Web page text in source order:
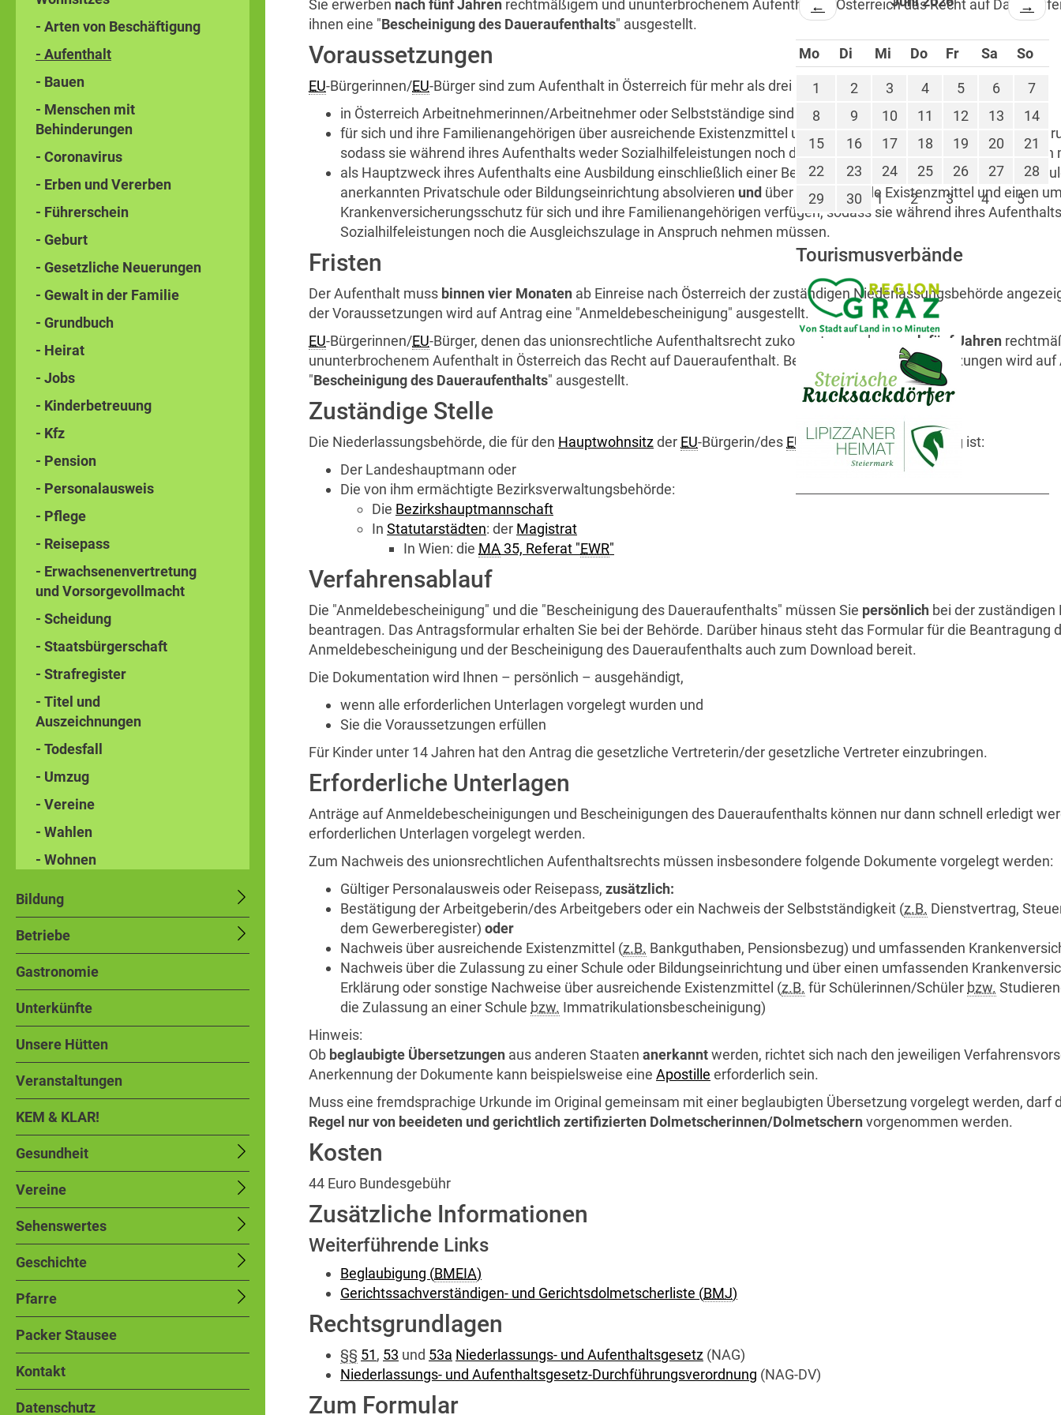
- Arten von Beschäftigung
- Aufenthalt
- Bauen
- Menschen mit
Behinderungen
- Coronavirus
- Erben und Vererben
- Führerschein
- Geburt
- Gesetzliche Neuerungen
- Gewalt in der Familie
- Grundbuch
- Heirat
- Jobs
- Kinderbetreuung
- Kfz
- Pension
- Personalausweis
- Pflege
- Reisepass
- Erwachsenenvertretung
und Vorsorgevollmacht
- Scheidung
- Staatsbürgerschaft
- Strafregister
- Titel und
Auszeichnungen
- Todesfall
- Umzug
- Vereine
- Wahlen
- Wohnen
Bildung
Betriebe
Gastronomie
Unterkünfte
Unsere Hütten
Veranstaltungen
KEM & KLAR!
Gesundheit
Vereine
Sehenswertes
Geschichte
Pfarre
Packer Stausee
Kontakt
Datenschutz
Sie erwerben nach fünf Jahren rechtmäßigem und ununterbrochenem Aufenthalt in Österreich das Recht auf
ihnen eine "Bescheinigung des Daueraufenthalts" ausgestellt.
Voraussetzungen
EU-Bürgerinnen/EU-Bürger sind zum Aufenthalt in Österreich für mehr als drei Monate berechtigt, wenn sie
in Österreich Arbeitnehmerinnen/Arbeitnehmer oder Selbstständige sind
oder
für sich und ihre Familienangehörigen über ausreichende Existenzmittel und einen umfassenden
sodass sie während ihres Aufenthalts weder Sozialhilfeleistungen noch die Ausgleichszulage in Anspruch nehmen
als Hauptzweck ihres Aufenthalts eine Ausbildung einschließlich einer Berufsausbildung an einer öffentlichen
anerkannten Privatschule oder Bildungseinrichtung absolvieren und über ausreichende Existenzmittel und einen
Krankenversicherungsschutz für sich und ihre Familienangehörigen verfügen, sodass sie während ihres
Sozialhilfeleistungen noch die Ausgleichszulage in Anspruch nehmen müssen.
Fristen
Der Aufenthalt muss binnen vier Monaten ab Einreise nach Österreich der zuständigen Niederlassungsbehörde
der Voraussetzungen wird auf Antrag eine "Anmeldebescheinigung" ausgestellt.
EU-Bürgerinnen/EU-Bürger, denen das unionsrechtliche Aufenthaltsrecht zukommt, erwerben nach fünf Jahren
ununterbrochenem Aufenthalt in Österreich das Recht auf Daueraufenthalt. Bei Vorliegen der Voraussetzungen wird auf
"Bescheinigung des Daueraufenthalts" ausgestellt.
Zuständige Stelle
Die Niederlassungsbehörde, die für den Hauptwohnsitzder EU-Bürgerin/des EU
-Bürgers örtlich zuständig ist:
Der Landeshauptmann oder
Die von ihm ermächtigte Bezirksverwaltungsbehörde:
Die Bezirkshauptmannschaft
In Statutarstädten: der Magistrat
In Wien: die MA 35, Referat "EWR"
Verfahrensablauf
Die "Anmeldebescheinigung" und die "Bescheinigung des Daueraufenthalts" müssen Sie persönlich bei der
beantragen. Das Antragsformular erhalten Sie bei der Behörde. Darüber hinaus steht das Formular für die Beantragung
Anmeldebescheinigung und der Bescheinigung des Daueraufenthalts auch zum Download bereit.
Die Dokumentation wird Ihnen – persönlich – ausgehändigt,
wenn alle erforderlichen Unterlagen vorgelegt wurden und
Sie die Voraussetzungen erfüllen
Für Kinder unter 14 Jahren hat den Antrag die gesetzliche Vertreterin/der gesetzliche Vertreter einzubringen.
Erforderliche Unterlagen
Anträge auf Anmeldebescheinigungen und Bescheinigungen des Daueraufenthalts können nur dann schnell erledigt
erforderlichen Unterlagen vorgelegt werden.
Zum Nachweis des unionsrechtlichen Aufenthaltsrechts müssen insbesondere folgende Dokumente vorgelegt werden:
Gültiger Personalausweis oder Reisepass, zusätzlich:
Bestätigung der Arbeitgeberin/des Arbeitgebers oder ein Nachweis der Selbstständigkeit (z.B. Dienstvertrag,
dem Gewerberegister) oder
Nachweis über ausreichende Existenzmittel (z.B. Bankguthaben, Pensionsbezug) und umfassenden
Nachweis über die Zulassung zu einer Schule oder Bildungseinrichtung und über einen umfassenden
Erklärung oder sonstige Nachweise über ausreichende Existenzmittel (z.B. für Schülerinnen/Schüler bzw.
die Zulassung an einer Schule bzw. Immatrikulationsbescheinigung)
Hinweis:
Ob beglaubigte Übersetzungen aus anderen Staaten anerkanntwerden, richtet sich nach den jeweiligen
Anerkennung der Dokumente kann beispielsweise eine Apostille erforderlich sein.
Muss eine fremdsprachige Urkunde im Original gemeinsam mit einer beglaubigten Übersetzung vorgelegt werden, darf
Regel nur von beeideten und gerichtlich zertifizierten Dolmetscherinnen/Dolmetschernvorgenommen werden.
Kosten
44 Euro Bundesgebühr
Zusätzliche Informationen
Weiterführende Links
Beglaubigung (BMEIA)
Gerichtssachverständigen- und Gerichtsdolmetscherliste (BMJ)
Rechtsgrundlagen
§§ 51, 53 und 53a Niederlassungs- und Aufenthaltsgesetz (NAG)
Niederlassungs- und Aufenthaltsgesetz-Durchführungsverordnung (NAG-DV)
Zum Formular
← →
Mo Di Mi Do Fr Sa So
1 2 3 4 5 6
7
8
9 10 11 12 13
14
15
16 17 18 19 20
21
22
23 24 25 26 27
28
29
30 1 2 3 4 5
Tourismusverbände